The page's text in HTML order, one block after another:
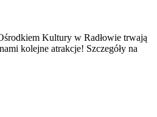
Kultury w Radłowie trwają
kolejne atrakcje! Szczegóły na